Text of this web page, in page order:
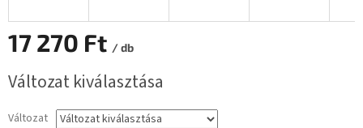
17 270 Ft / db
Változat kiválasztása
Változat